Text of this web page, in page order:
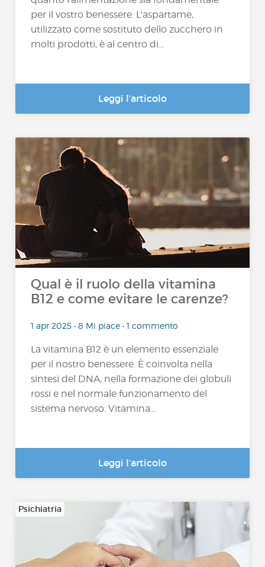
per il vostro benessere. L'aspartame,
utilizzato come sostituto dello zucchero in
molti prodotti, è al centro di...
Leggi l’articolo
Qual è il ruolo della vitamina
B12 e come evitare le carenze?
1 apr 2025 • 8 Mi piace • 1 commento
La vitamina B12 è un elemento essenziale
per il nostro benessere. È coinvolta nella
sintesi del DNA, nella formazione dei globuli
rossi e nel normale funzionamento del
sistema nervoso. Vitamina...
Leggi l’articolo
Psichiatria